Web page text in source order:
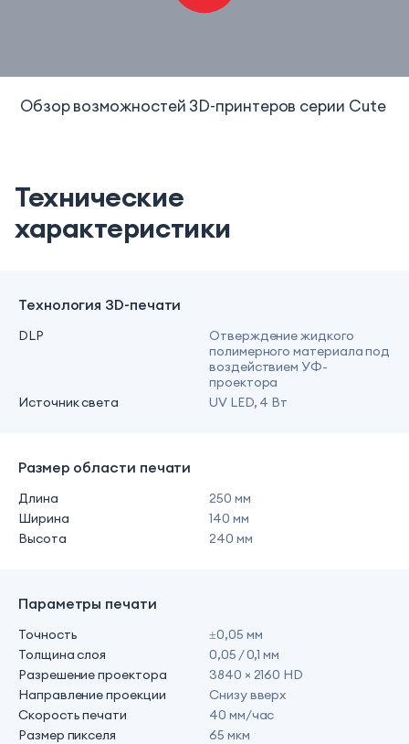
Обзор возможностей 3D-принтеров серии Cute
Технические
характеристики
Технология 3D-печати
DLP
Отверждение жидкого
полимерного материала под
воздействием УФ-
проектора
Источник света
UV LED, 4 Вт
Размер области печати
Длина
250 мм
Ширина
140 мм
Высота
240 мм
Параметры печати
Точность
±0,05 мм
Толщина слоя
0,05 / 0,1 мм
Разрешение проектора
3840 × 2160 HD
Направление проекции
Снизу вверх
Скорость печати
40 мм/час
Размер пикселя
65 мкм